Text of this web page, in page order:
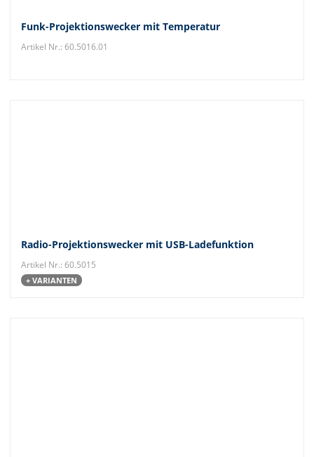
Funk-Projektionswecker mit Temperatur
Artikel Nr.: 60.5016.01
Radio-Projektionswecker mit USB-Ladefunktion
Artikel Nr.: 60.5015
+ VARIANTEN